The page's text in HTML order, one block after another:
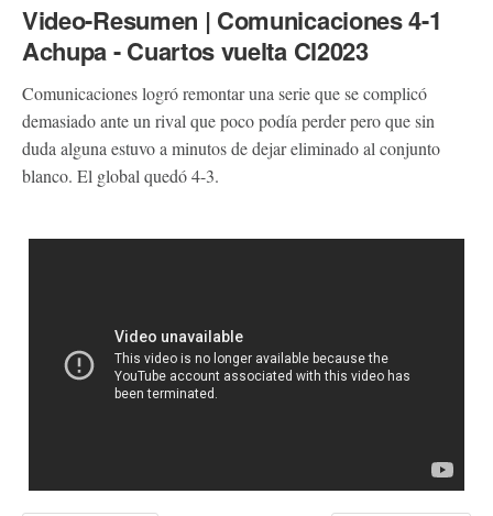
Video-Resumen | Comunicaciones 4-1
Achupa - Cuartos vuelta Cl2023
Comunicaciones logró remontar una serie que se complicó
demasiado ante un rival que poco podía perder pero que sin
duda alguna estuvo a minutos de dejar eliminado al conjunto
blanco. El global quedó 4-3.